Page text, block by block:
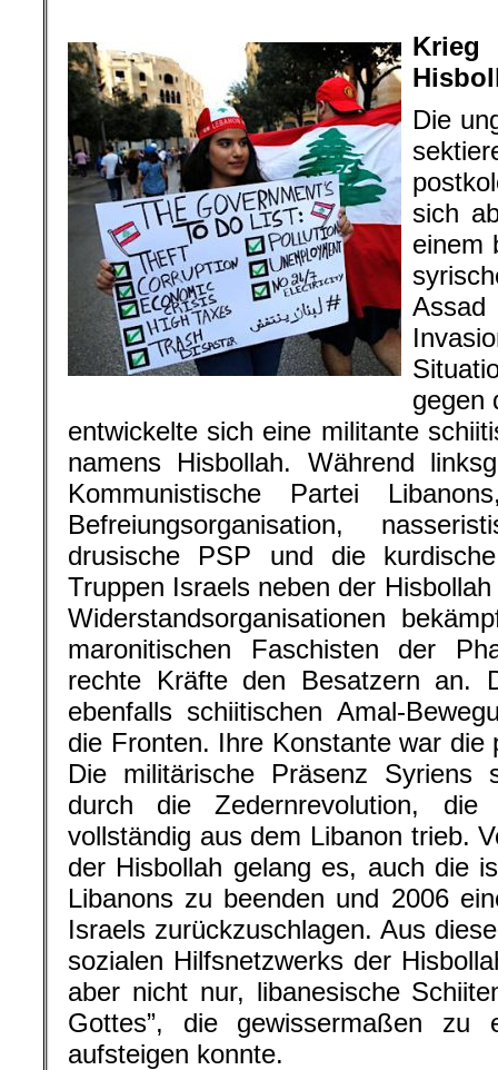
Die
sich
einem
gegen
entwickelte sich eine militante
namens Hisbollah. Während
Kommunistische Partei
Befreiungsorganisation,
drusische PSP und die
Truppen Israels neben der
Widerstandsorganisationen
maronitischen Faschisten der
rechte Kräfte den Besatzern an.
ebenfalls schiitischen Amal-
die Fronten. Ihre Konstante war die
Die militärische Präsenz Syriens
durch die Zedernrevolution, die
vollständig aus dem Libanon trieb.
der Hisbollah gelang es, auch die
Libanons zu beenden und 2006
Israels zurückzuschlagen. Aus
sozialen Hilfsnetzwerks der
aber nicht nur, libanesische
Gottes”, die gewissermaßen zu
aufsteigen konnte.